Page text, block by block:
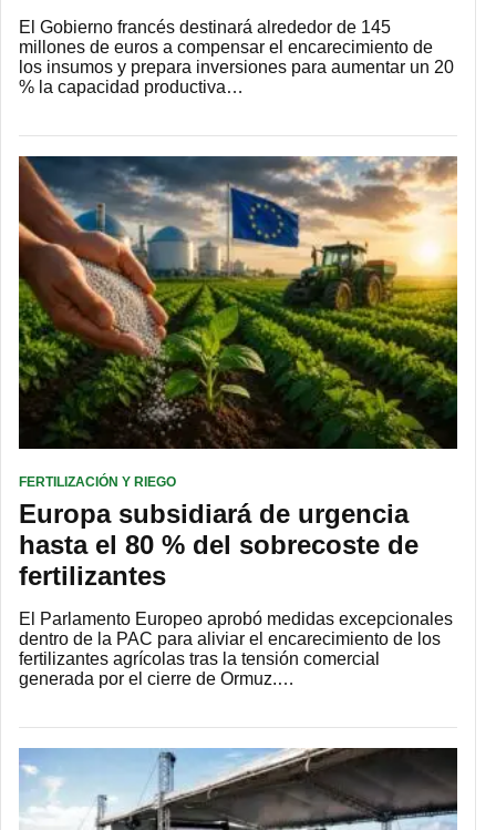
El Gobierno francés destinará alrededor de 145
millones de euros a compensar el encarecimiento de
los insumos y prepara inversiones para aumentar un 20
% la capacidad productiva…
FERTILIZACIÓN Y RIEGO
Europa subsidiará de urgencia
hasta el 80 % del sobrecoste de
fertilizantes
El Parlamento Europeo aprobó medidas excepcionales
dentro de la PAC para aliviar el encarecimiento de los
fertilizantes agrícolas tras la tensión comercial
generada por el cierre de Ormuz.…